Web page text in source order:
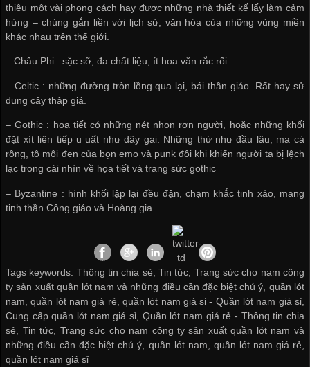
thiệu một vài phong cách hay được những nhà thiết kế lấy làm cảm
hứng – chúng gắn liền với lịch sử, văn hóa của những vùng miền
khác nhau trên thế giới.
– Châu Phi : sặc sỡ, đa chất liệu, ít hoa văn rắc rối
– Celtic : những đường tròn lồng qua lại, bái thần giáo. Rất hay sử
dụng cây thập giá.
– Gothic : họa tiết có những nét nhọn rợn người, hoặc những khối
đặt xít liên tiếp u uất như dây gai. Những thứ như đầu lâu, ma cà
rồng, tô môi đen của bọn emo và punk đôi khi khiến người ta bị lệch
lạc trong cái nhìn về họa tiết và trang sức gothic
– Byzantine : hình khối lặp lại đều đặn, chạm khắc tinh xảo, mang
tinh thần Công giáo và Hoàng gia
Tags keywords: Thông tin chia sẻ, Tin tức, Trang sức cho nam công
ty sản xuất quần lót nam và những điều cần đặc biệt chú ý, quần lót
nam, quần lót nam giá rẻ, quần lót nam giá sỉ - Quần lót nam giá sỉ,
Cung cấp quần lót nam giá sỉ Quần lót nam giá rẻ - Thông tin chia
sẻ
Tin tức
Trang sức cho nam công ty sản xuất quần lót nam và
những điều cần đặc biệt chú ý
quần lót nam quần lót nam giá rẻ
quần lót nam giá sỉ